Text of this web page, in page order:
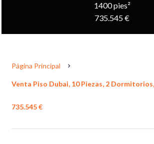
1400 pies²
735.545 €
Página Principal
Venta Piso Dubai, 10 Piezas, 2 Dormitorios,
735.545 €